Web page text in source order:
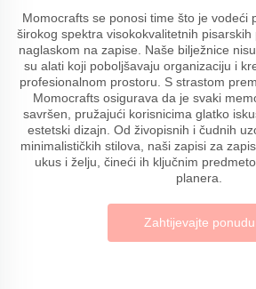
Momocrafts se ponosi time što je vodeći
širokog spektra visokokvalitetnih
naglaskom na zapise. Naše bilježnice
su alati koji poboljšavaju organizaciju i
profesionalnom prostoru. S strastom
Momocrafts osigurava da je svaki
savršen, pružajući korisnicima glatko
estetski dizajn. Od živopisnih i čudnih
minimalističkih stilova, naši zapisi za
ukus i želju, čineći ih ključnim
planera.
Zahtijevajte ponudu